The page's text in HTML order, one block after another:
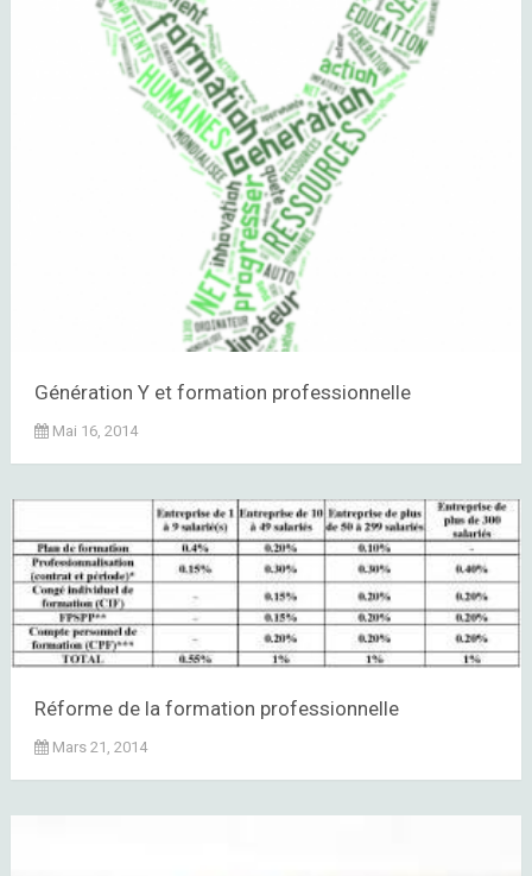
Génération Y et formation professionnelle
Mai 16, 2014
Réforme de la formation professionnelle
Mars 21, 2014